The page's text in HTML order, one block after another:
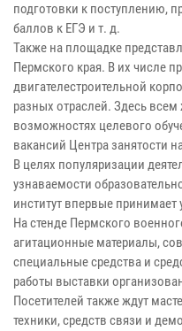
подготовки к поступлению,
баллов к ЕГЭ и т. д.
Также на площадке
Пермского края. В их числе
двигателестроительной
разных отраслей. Здесь
возможностях целевого
вакансий Центра занятости
В целях популяризации
узнаваемости
институт впервые
На стенде Пермского
агитационные материалы,
специальные средства и
работы выставки
Посетителей также ждут
техники, средств связи и